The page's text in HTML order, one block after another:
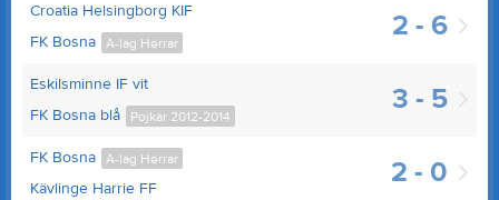
2 - 6
Croatia Helsingborg KIF
A-lag Herrar
FK Bosna
3 - 5
Eskilsminne IF vit
Pojkar 2012-2014
FK Bosna blå
2 - 0
A-lag Herrar
FK Bosna
Kävlinge Harrie FF